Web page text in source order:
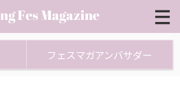
フェスマガアンバサダー